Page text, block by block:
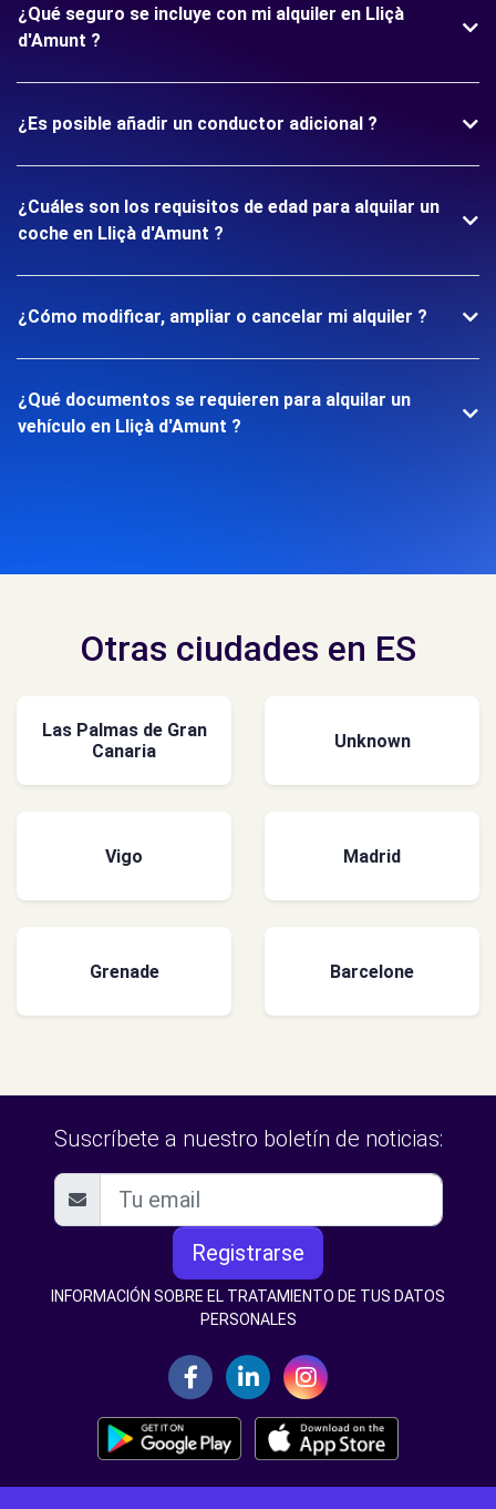
¿Qué seguro se incluye con mi alquiler en Lliçà
d'Amunt ?
¿Es posible añadir un conductor adicional ?
¿Cuáles son los requisitos de edad para alquilar un
coche en Lliçà d'Amunt ?
¿Cómo modificar, ampliar o cancelar mi alquiler ?
¿Qué documentos se requieren para alquilar un
vehículo en Lliçà d'Amunt ?
Otras ciudades en ES
Las Palmas de Gran
Canaria
Unknown
Vigo Madrid
Grenade Barcelone
Suscríbete a nuestro boletín de noticias:
Registrarse
INFORMACIÓN SOBRE EL TRATAMIENTO DE TUS DATOS
PERSONALES